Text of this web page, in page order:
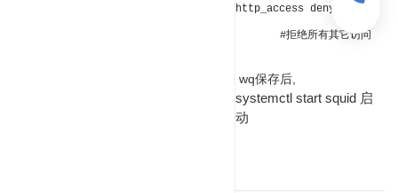
http_access deny all
#拒绝所有其它访问
wq保存后,
systemctl start squid 启
动